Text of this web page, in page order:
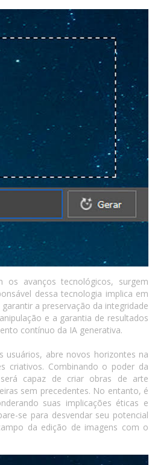
avanços tecnológicos, surgem
dessa tecnologia implica em
a preservação da integridade
e a garantia de resultados
contínuo da IA generativa.
usuários, abre novos horizontes na
criativos. Combinando o poder da
capaz de criar obras de arte
sem precedentes. No entanto, é
suas implicações éticas e
se para desvendar seu potencial
da edição de imagens com o